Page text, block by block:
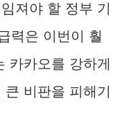
져야 할 정부 기
력은 이번이 훨
카카오를 강하게
비판을 피해기